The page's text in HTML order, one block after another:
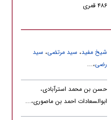
۴۸۶ قمری
شیخ مفید، سید مرتضی، سید
رضى،...
حسن بن محمد استرآبادى،
ابوالسعادات احمد بن ماصورى،...